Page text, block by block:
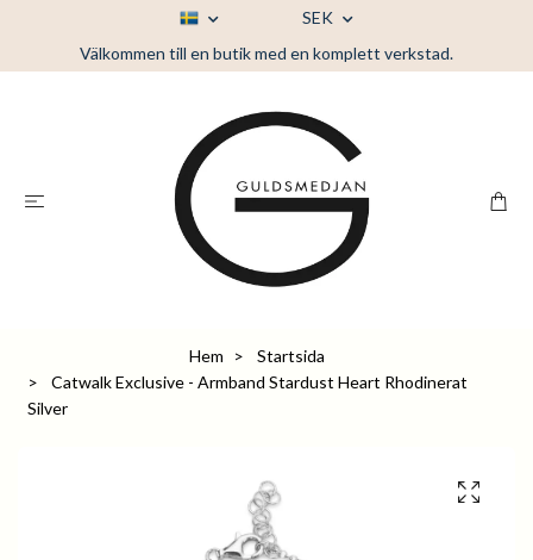
SEK
Välkommen till en butik med en komplett verkstad.
Hem
Startsida
Catwalk Exclusive - Armband Stardust Heart Rhodinerat
Silver